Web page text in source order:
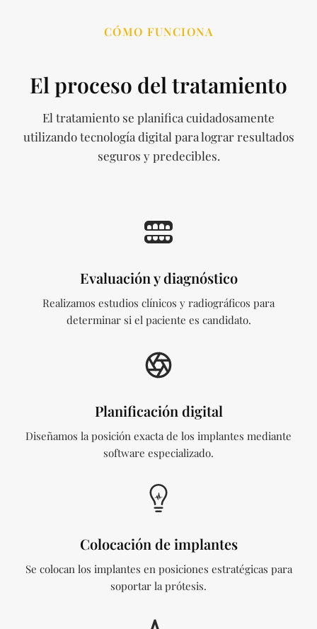
CÓMO FUNCIONA
El proceso del tratamiento
El tratamiento se planifica cuidadosamente
utilizando tecnología digital para lograr resultados
seguros y predecibles.
Evaluación y diagnóstico
Realizamos estudios clínicos y radiográficos para
determinar si el paciente es candidato.
Planificación digital
Diseñamos la posición exacta de los implantes mediante
software especializado.
Colocación de implantes
Se colocan los implantes en posiciones estratégicas para
soportar la prótesis.